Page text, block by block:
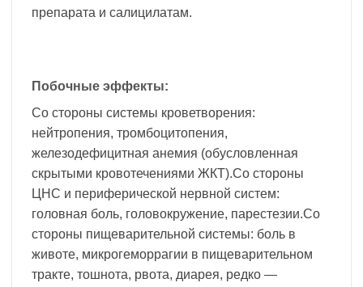
препарата и салицилатам.
Побочные эффекты:
Со стороны системы кроветворения:
нейтропения, тромбоцитопения,
железодефицитная анемия (обусловленная
скрытыми кровотечениями ЖКТ).Со стороны
ЦНС и периферической нервной систем:
головная боль, головокружение, парестезии.Со
стороны пищеварительной системы: боль в
животе, микрогеморрагии в пищеварительном
тракте, тошнота, рвота, диарея, редко —